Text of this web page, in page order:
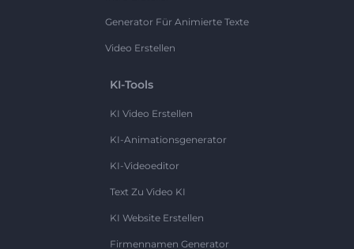
Generator Für Animierte Texte
Video Erstellen
KI-Tools
KI Video Erstellen
KI-Animationsgenerator
KI-Videoeditor
Text Zu Video KI
KI Website Erstellen
Firmennamen Generator